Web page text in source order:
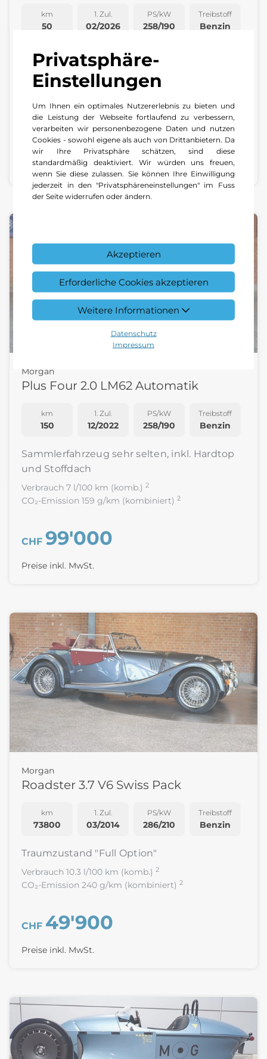
Privatsphäre-
Einstellungen
Um Ihnen ein optimales Nutzererlebnis zu bieten und
die Leistung der Webseite fortlaufend zu verbessern,
verarbeiten wir personenbezogene Daten und nutzen
Cookies - sowohl eigene als auch von Drittanbietern. Da
wir Ihre Privatsphäre schätzen, sind diese
standardmäßig deaktiviert. Wir würden uns freuen,
wenn Sie diese zulassen. Sie können Ihre Einwilligung
jederzeit in den "Privatsphäreneinstellungen" im Fuss
der Seite widerrufen oder ändern.
Akzeptieren
Erforderliche Cookies akzeptieren
Weitere Informationen
Datenschutz
Impressum
km
50
1. Zul.
02/2026
PS/kW
258/190
Treibstoff
Benzin
Limitiertes Sondermodell 75th. in San Remo
Blue "Einmalig"
Verbrauch 6.2 l/100 km (komb.)2
CO₂-Emission 142 g/km (kombiniert)
CHF115'900
Preise inkl. MwSt.
Morgan
Plus Four 2.0 LM62 Automatik
km
150
1. Zul.
12/2022
PS/kW
258/190
Treibstoff
Benzin
Sammlerfahrzeug sehr selten, inkl. Hardtop
und Stoffdach
Verbrauch 7 l/100 km (komb.) 2
CO₂-Emission 159 g/km (kombiniert) 2
CHF 99'000
Preise inkl. MwSt.
Morgan
Roadster 3.7 V6 Swiss Pack
km
73800
1. Zul.
03/2014
PS/kW
286/210
Treibstoff
Benzin
Traumzustand "Full Option"
Verbrauch 10.3 l/100 km (komb.) 2
CO₂-Emission 240 g/km (kombiniert) 2
CHF 49'900
Preise inkl. MwSt.